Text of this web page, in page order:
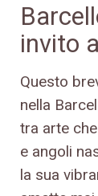
invito
Questo
nella
tra arte
e angoli
la sua